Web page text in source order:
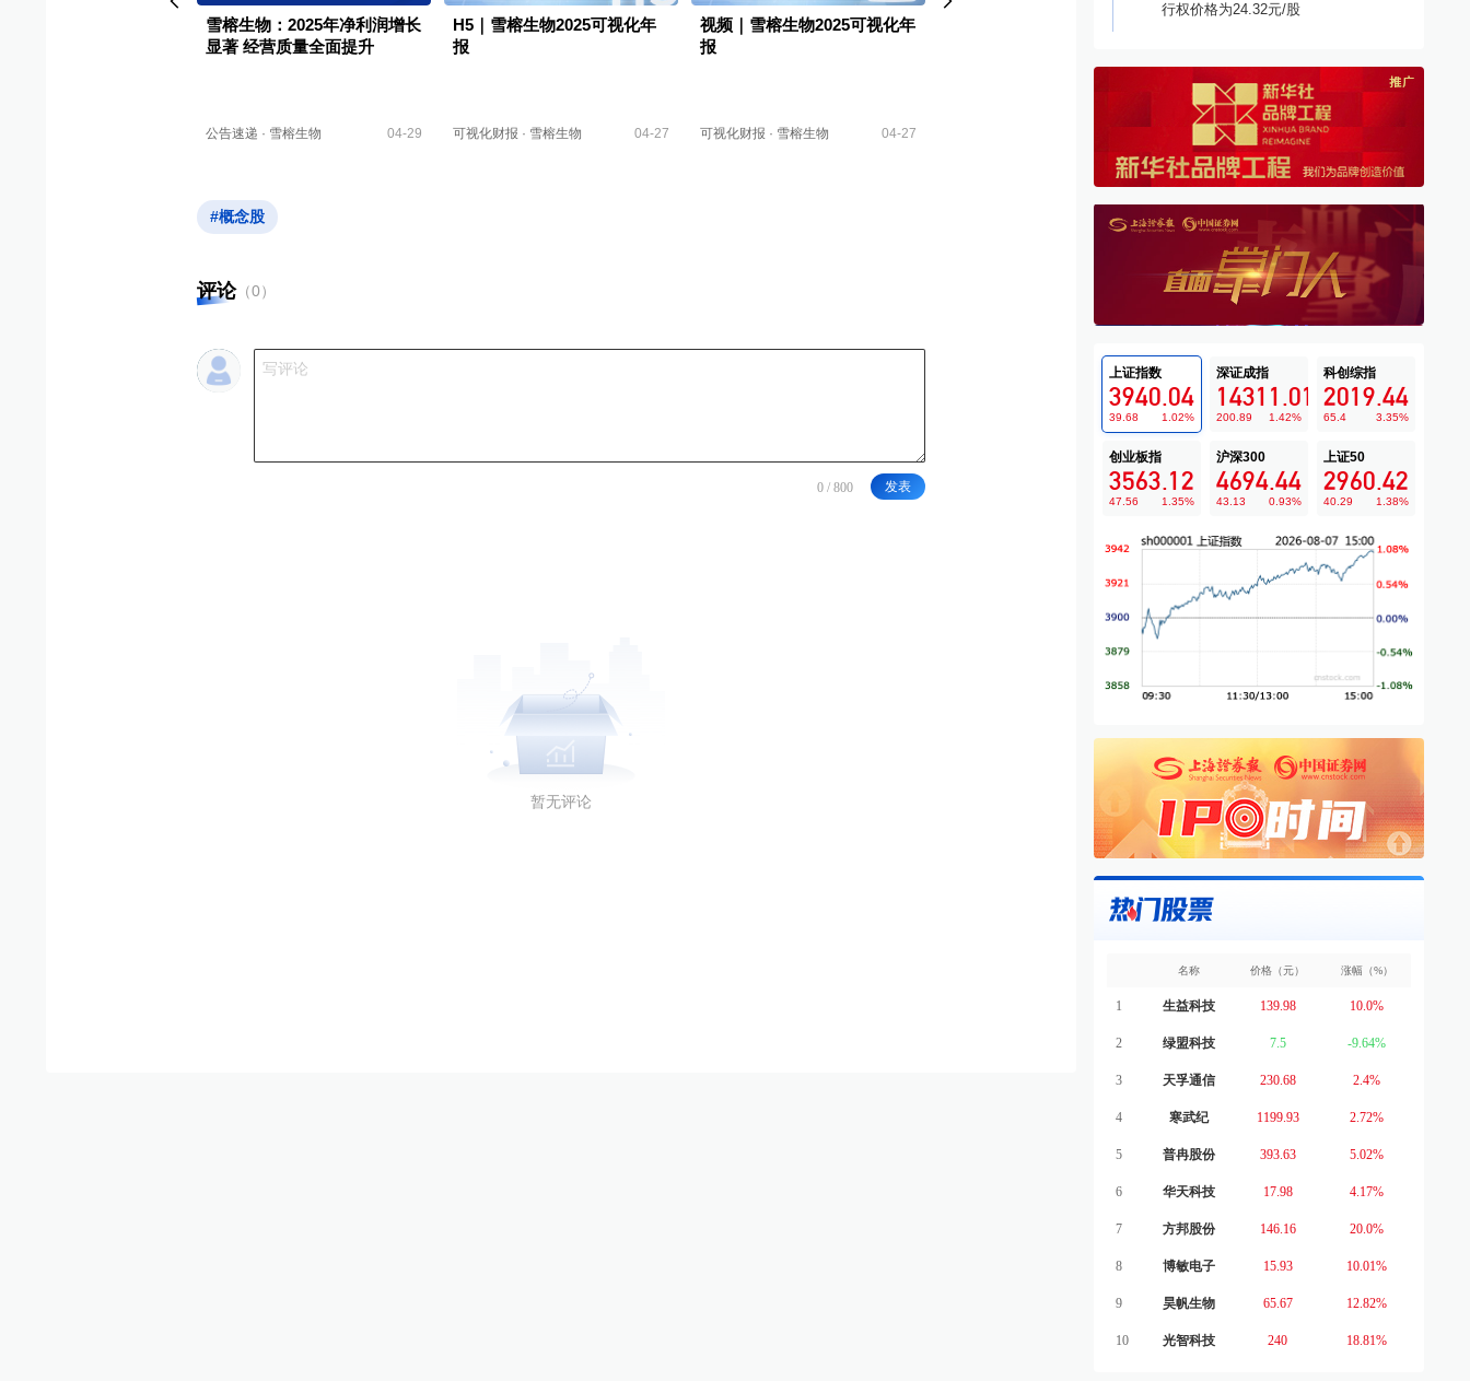
雪榕生物：2025年净利润增长
显著 经营质量全面提升
公告速递 · 雪榕生物 04-29
H5｜雪榕生物2025可视化年
报
可视化财报 · 雪榕生物 04-27
视频｜雪榕生物2025可视化年
报
可视化财报 · 雪榕生物 04-27 公告速递 ·雪榕生物
#概念股
评论（0）
发表
暂无评论
行权价格为24.32元/股
上证指数
3940.04
39.68 1.02%
深证成指
14311.01
200.89 1.42%
科创综指
2019.44
65.4 3.35%
创业板指
3563.12
47.56 1.35%
沪深300
4694.44
43.13 0.93%
上证50
2960.42
40.29 1.38%
名称 价格（元） 涨幅（%）
1 生益科技 139.98 10.0%
2 绿盟科技 7.5 -9.64%
3 天孚通信 230.68 2.4%
4 寒武纪 1199.93 2.72%
5 普冉股份 393.63 5.02%
6 华天科技 17.98 4.17%
7 方邦股份 146.16 20.0%
8 博敏电子 15.93 10.01%
9 昊帆生物 65.67 12.82%
10 光智科技 240 18.81%